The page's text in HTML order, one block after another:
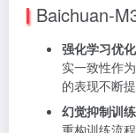
Baichuan-
强化学习优化
实一致性作
的表现不断
幻觉抑制训
重构训练流